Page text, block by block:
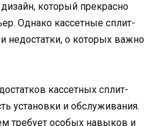
который прекрасно
Однако кассетные сплит-
недостатки, о которых важно
кассетных сплит-
установки и обслуживания.
требует особых навыков и